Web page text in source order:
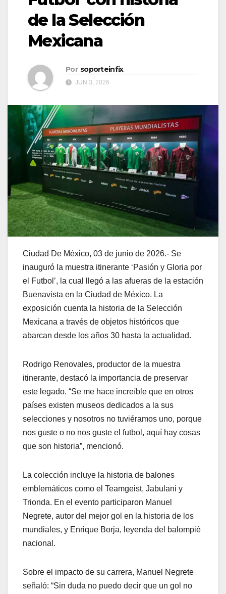
de la Selección
Mexicana
Por soporteinfix
JUN 3, 2026
Ciudad De México, 03 de junio de 2026.- Se
inauguró la muestra itinerante ‘Pasión y Gloria por
el Futbol’, la cual llegó a las afueras de la estación
Buenavista en la Ciudad de México. La
exposición cuenta la historia de la Selección
Mexicana a través de objetos históricos que
abarcan desde los años 30 hasta la actualidad.
Rodrigo Renovales, productor de la muestra
itinerante, destacó la importancia de preservar
este legado. “Se me hace increíble que en otros
países existen museos dedicados a la sus
selecciones y nosotros no tuviéramos uno, porque
nos guste o no nos guste el futbol, aquí hay cosas
que son historia”, mencionó.
La colección incluye la historia de balones
emblemáticos como el Teamgeist, Jabulani y
Trionda. En el evento participaron Manuel
Negrete, autor del mejor gol en la historia de los
mundiales, y Enrique Borja, leyenda del balompié
nacional.
Sobre el impacto de su carrera, Manuel Negrete
señaló: “Sin duda no puedo decir que un gol no